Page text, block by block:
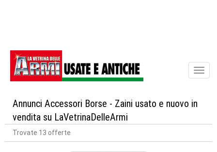
Annunci Accessori Borse - Zaini usato e nuovo in
vendita su LaVetrinaDelleArmi
Trovate 13 offerte